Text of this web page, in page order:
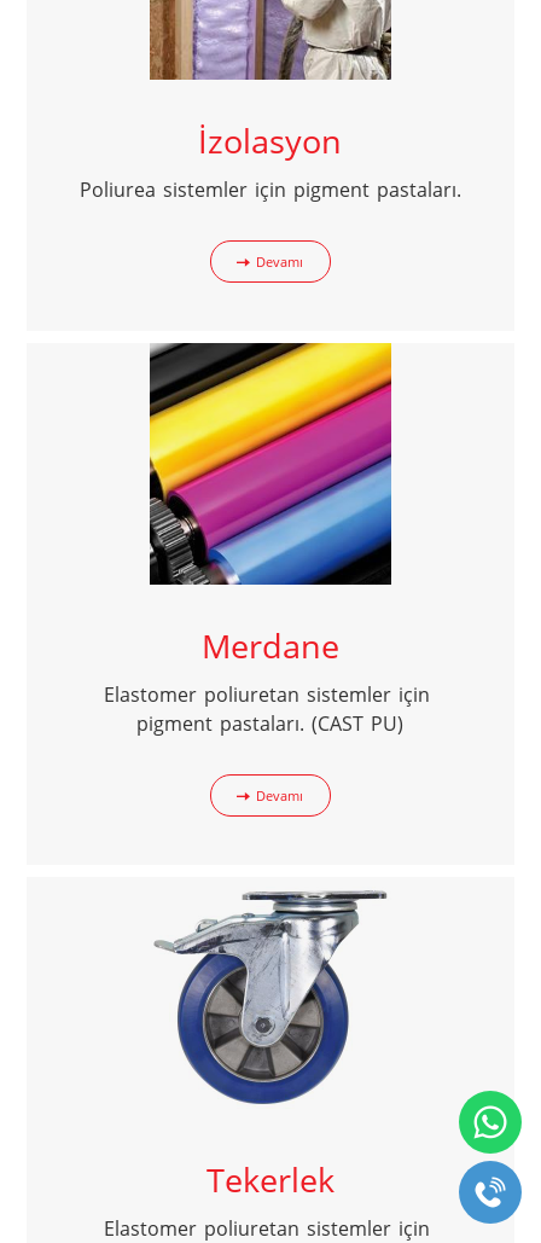
İzolasyon
Poliurea sistemler için pigment pastaları.
Devamı
Merdane
Elastomer poliuretan sistemler için
pigment pastaları. (CAST PU)
Devamı
Tekerlek
Elastomer poliuretan sistemler için